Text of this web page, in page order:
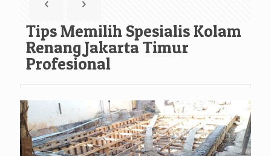
Tips Memilih Spesialis Kolam
Renang Jakarta Timur
Profesional